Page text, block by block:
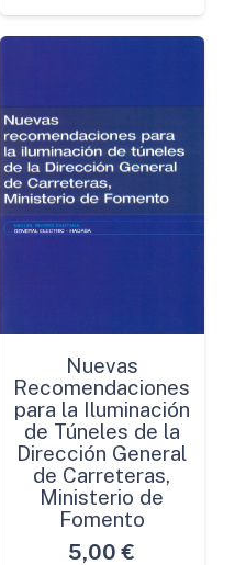
Nuevas
Recomendaciones
para la Iluminación
de Túneles de la
Dirección General
de Carreteras,
Ministerio de
Fomento
5,00 €